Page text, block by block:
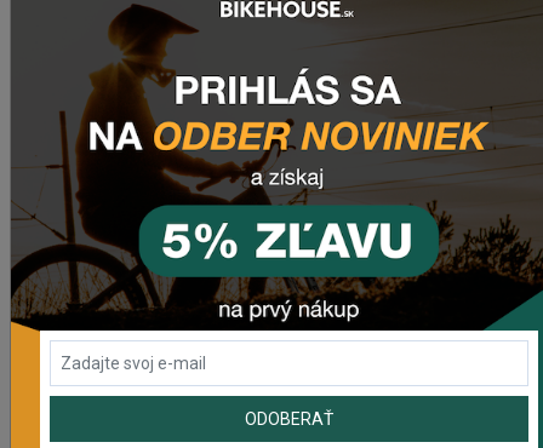
PREVODNÍKY
Prevodník GARBARUK DM ROAD/GRAVEL ROUND 44Z
Na externom sklade
1 915,26 Kč
ODOBERAŤ